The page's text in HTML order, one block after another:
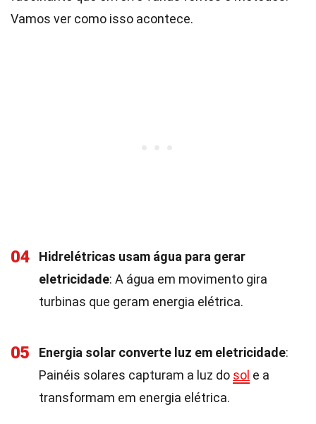
Vamos ver como isso acontece.
04
Hidrelétricas usam água para gerar
eletricidade: A água em movimento gira
turbinas que geram energia elétrica.
05 Energia solar converte luz em eletricidade:
Painéis solares capturam a luz do sol e a
transformam em energia elétrica.